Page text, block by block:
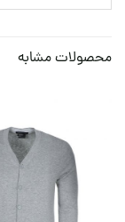
محصولات مشابه